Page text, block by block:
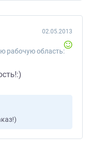
рабочую область:
02.05.2013